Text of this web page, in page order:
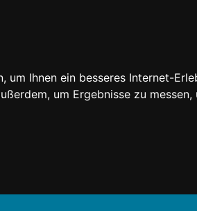
Ihnen ein besseres Internet-
um Ergebnisse zu